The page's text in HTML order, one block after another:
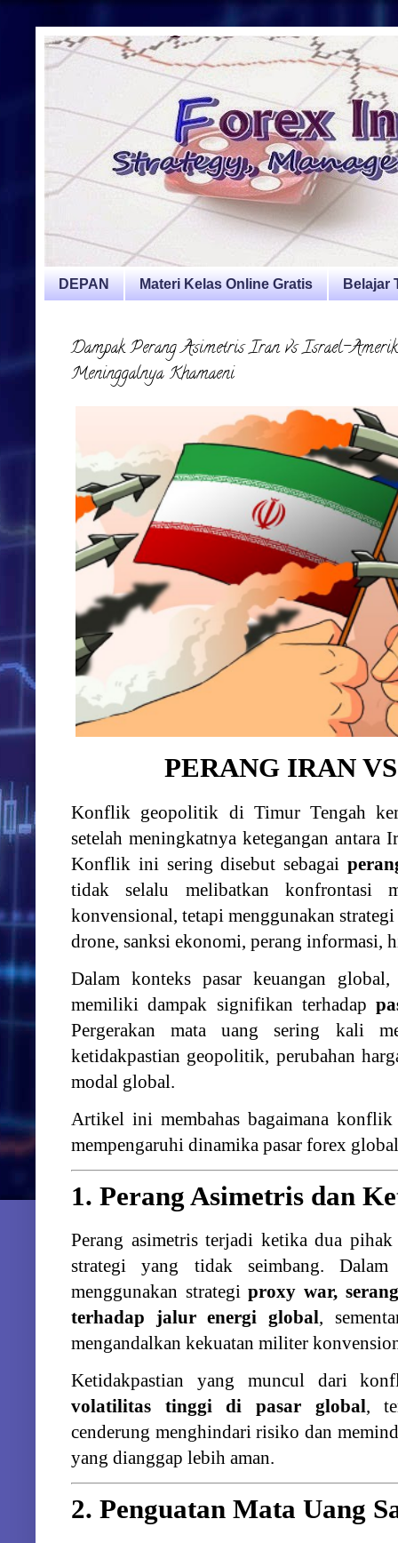
DEPAN Materi Kelas Online Gratis Belajar
Dampak Perang Asimetris Iran vs
Meninggalnya Khamaeni
PERANG IRAN
Konflik geopolitik di Timur Tengah
setelah meningkatnya ketegangan antara
Konflik ini seringdisebutsebagai
tidakselalu melibatkan konfrontasi
konvensional,tetapimenggunakan
drone, sanksi ekonomi, perang informasi,
Dalam konteks pasar keuangan
memilikidampak signifikan terhadap
Pergerakanmatauangsering kali
ketidakpastian geopolitik, perubahan
modal global.
Artikel ini membahas bagaimana
mempengaruhi dinamika pasar forex
1. Perang Asimetris dan
Perang asimetristerjadi ketikadua
strategiyang tidak seimbang.
menggunakan strategiproxy war,
terhadap jalurenergi global,
mengandalkan kekuatan militer
Ketidakpastian yang muncul dari
volatilitas tinggidi pasar global,
cenderung menghindaririsiko dan
yang dianggap lebih aman.
2. Penguatan Mata Uang